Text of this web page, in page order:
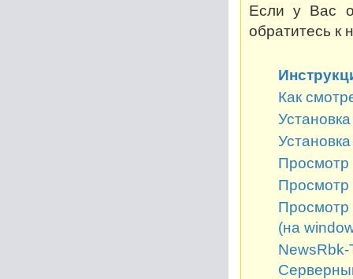
Если у Вас
обратитесь к
Как
Просмотр
Просмотр
Просмотр
(на